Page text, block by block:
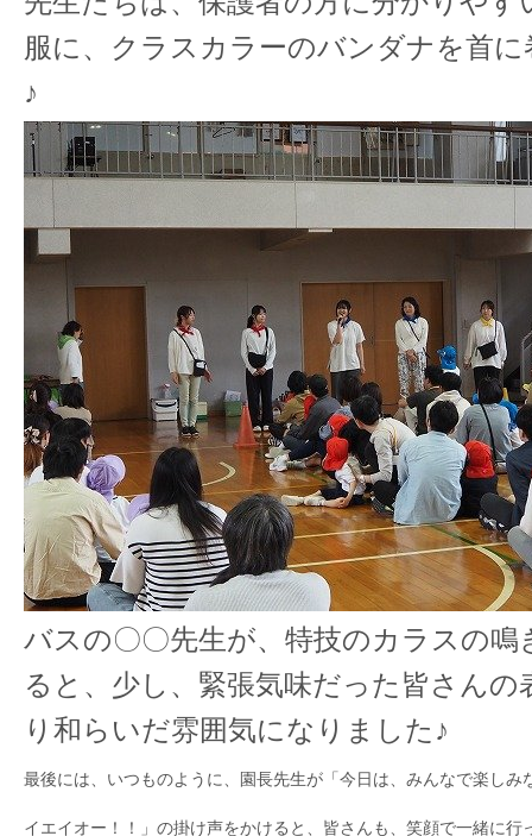
服に、クラスカラーのバンダナを首
♪
バスの〇〇先生が、特技のカラスの鳴
ると、少し、緊張気味だった皆さんの
り和らいだ雰囲気になりました♪
最後には、いつものように、園長先生が「今日は、みんなで楽しみ
イエイオー！！」の掛け声をかけると、皆さんも、笑顔で一緒に